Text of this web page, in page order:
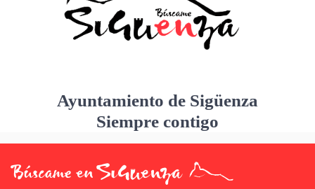
Ayuntamiento de Sigüenza
Siempre contigo